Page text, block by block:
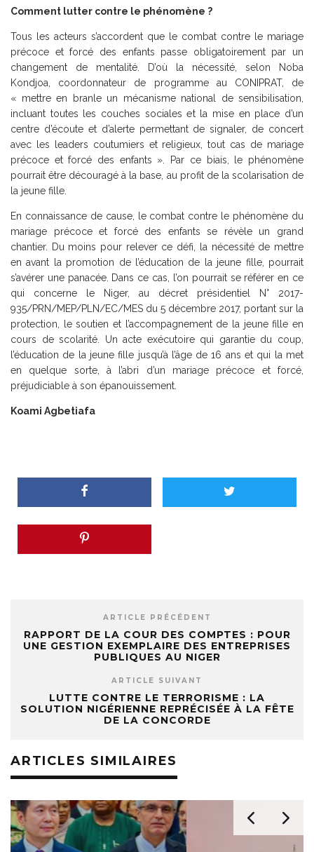
Comment lutter contre le phénomène ?
Tous les acteurs s’accordent que le combat contre le mariage
précoce et forcé des enfants passe obligatoirement par un
changement de mentalité. D’où la nécessité, selon Noba
Kondjoa, coordonnateur de programme au CONIPRAT, de
« mettre en branle un mécanisme national de sensibilisation,
incluant toutes les couches sociales et la mise en place d’un
centre d’écoute et d’alerte permettant de signaler, de concert
avec les leaders coutumiers et religieux, tout cas de mariage
précoce et forcé des enfants ». Par ce biais, le phénomène
pourrait être découragé à la base, au profit de la scolarisation de
la jeune fille.
En connaissance de cause, le combat contre le phénomène du
mariage précoce et forcé des enfants se révèle un grand
chantier. Du moins pour relever ce défi, la nécessité de mettre
en avant la promotion de l’éducation de la jeune fille, pourrait
s’avérer une panacée. Dans ce cas, l’on pourrait se référer en ce
qui concerne le Niger, au décret présidentiel N° 2017-
935/PRN/MEP/PLN/EC/MES du 5 décembre 2017, portant sur la
protection, le soutien et l’accompagnement de la jeune fille en
cours de scolarité. Un acte exécutoire qui garantie du coup,
l’éducation de la jeune fille jusqu’à l’âge de 16 ans et qui la met
en quelque sorte, à l’abri d’un mariage précoce et forcé,
préjudiciable à son épanouissement.
Koami Agbetiafa
ARTICLE PRÉCÉDENT
RAPPORT DE LA COUR DES COMPTES : POUR
UNE GESTION EXEMPLAIRE DES ENTREPRISES
PUBLIQUES AU NIGER
ARTICLE SUIVANT
LUTTE CONTRE LE TERRORISME : LA
SOLUTION NIGÉRIENNE REPRÉCISÉE À LA FÊTE
DE LA CONCORDE
ARTICLES SIMILAIRES